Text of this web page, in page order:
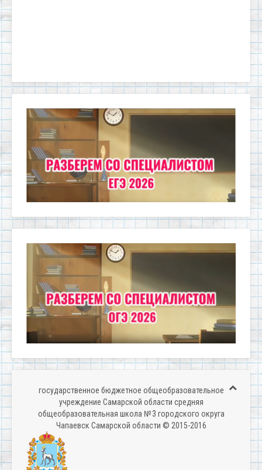
государственное бюджетное общеобразовательное
учреждение Самарской области средняя
общеобразовательная школа № 3 городского округа
Чапаевск Самарской области © 2015-2016